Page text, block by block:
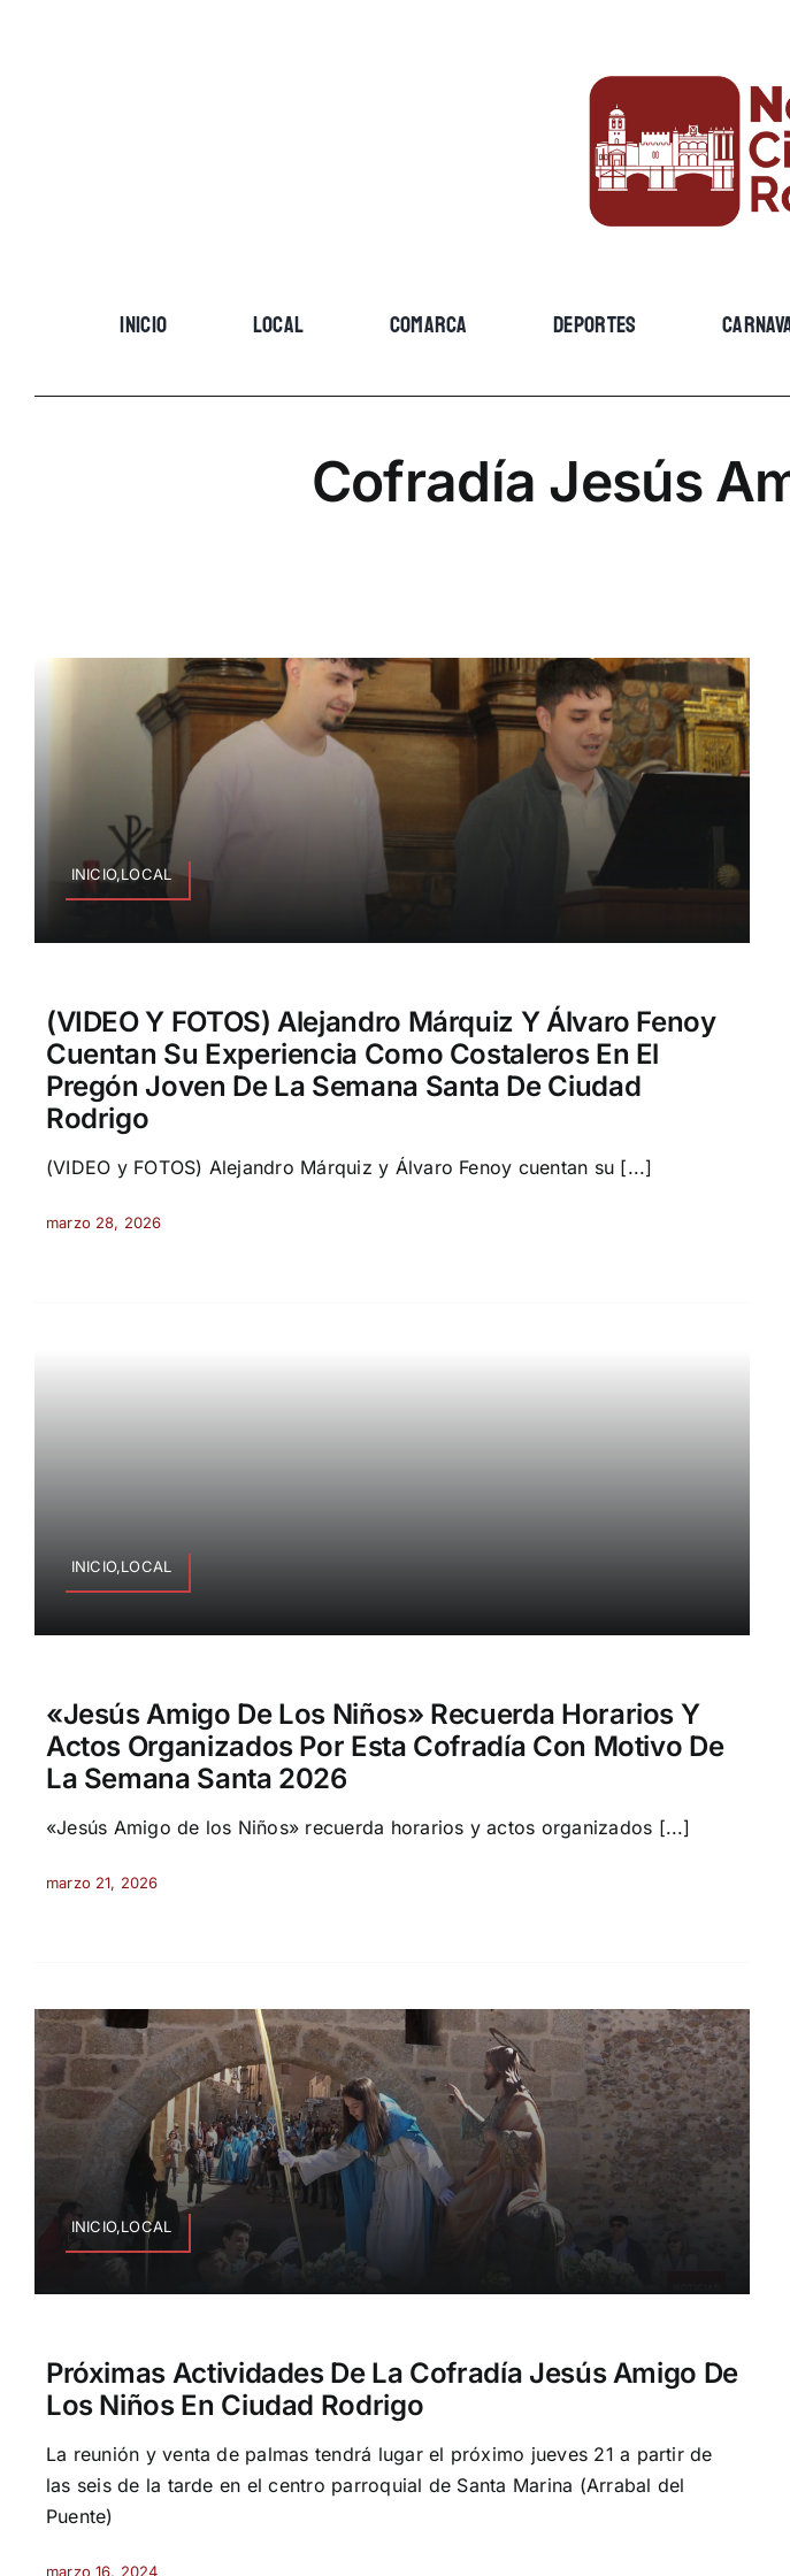
INICIO LOCAL COMARCA DEPORTES
Cofradía Jesús
INICIO,LOCAL
(VIDEO Y FOTOS) Alejandro Márquiz Y Álvaro Fenoy
Cuentan Su Experiencia Como Costaleros En El
Pregón Joven De La Semana Santa De Ciudad
Rodrigo
(VIDEO y FOTOS) Alejandro Márquiz y Álvaro Fenoy cuentan su [...]
marzo 28, 2026
INICIO,LOCAL
«Jesús Amigo De Los Niños» Recuerda Horarios Y
Actos Organizados Por Esta Cofradía Con Motivo De
La Semana Santa 2026
«Jesús Amigo de los Niños» recuerda horarios y actos organizados [...]
marzo 21, 2026
INICIO,LOCAL
Próximas Actividades De La Cofradía Jesús Amigo De
Los Niños En Ciudad Rodrigo
La reunión y venta de palmas tendrá lugar el próximo jueves 21 a partir de
las seis de la tarde en el centro parroquial de Santa Marina (Arrabal del
Puente)
marzo 16, 2024